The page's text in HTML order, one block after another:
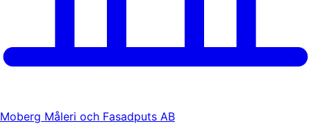
Moberg Måleri och Fasadputs AB